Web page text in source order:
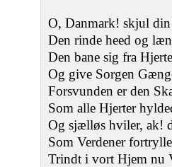
O, Danmark! skjul din
Den rinde heed og
Den bane sig fra
Og give Sorgen
Forsvunden er den
Som alle Hjerter
Og sjælløs hviler, ak!
Som Verdener
Trindt i vort Hjem nu